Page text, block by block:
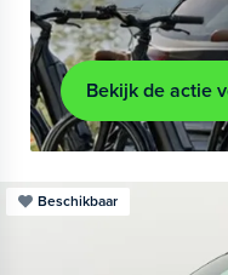
Bekijk de actie
Beschikbaar